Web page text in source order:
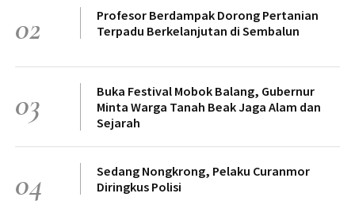
02
Profesor Berdampak Dorong Pertanian
Terpadu Berkelanjutan di Sembalun
03
Buka Festival Mobok Balang, Gubernur
Minta Warga Tanah Beak Jaga Alam dan
Sejarah
04
Sedang Nongkrong, Pelaku Curanmor
Diringkus Polisi